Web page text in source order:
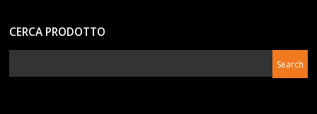
CERCA PRODOTTO